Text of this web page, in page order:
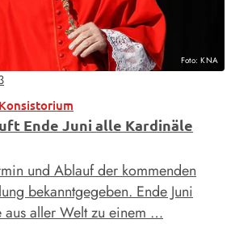
Foto: KNA
Ende Juni alle Kardinäle
und Ablauf der kommenden
bekanntgegeben. Ende Juni
aus aller Welt zu einem …